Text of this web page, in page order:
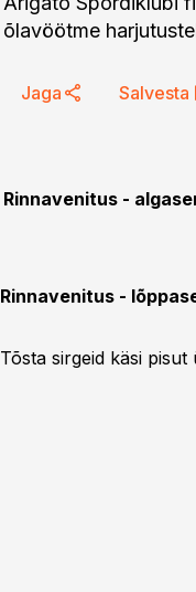
õlavöötme
Jaga Salvesta
Rinnavenitus -
Rinnavenitus -
Tõsta sirgeid käsi